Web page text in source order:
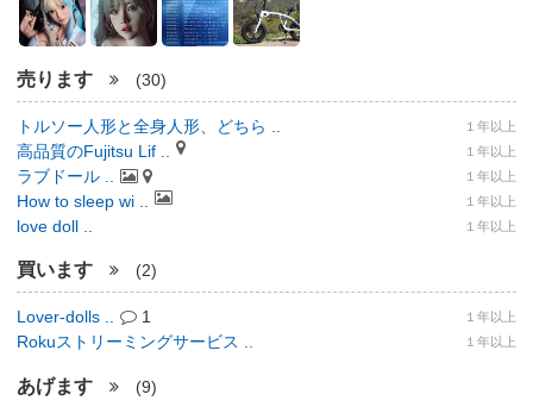
売ります (30)
トルソー人形と全身人形、どちら .. １年以上
高品質のFujitsu Lif .. １年以上
ラブドール .. １年以上
How to sleep wi .. １年以上
love doll .. １年以上
買います (2)
Lover-dolls .. 1 １年以上
Rokuストリーミングサービス .. １年以上
あげます (9)